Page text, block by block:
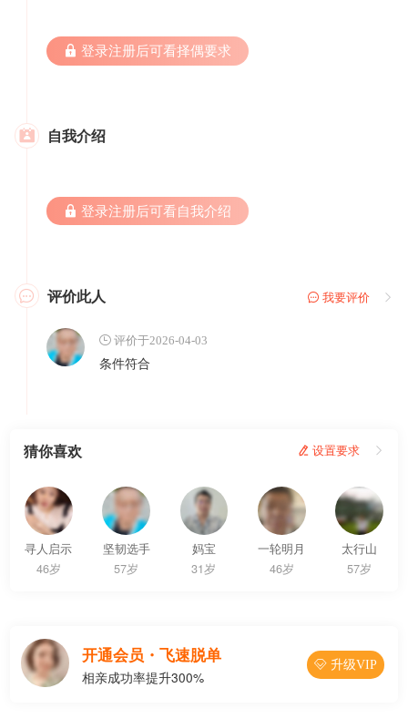
 登录注册后可看择偶要求
 自我介绍
 登录注册后可看自我介绍
 评价此人  我要评价 
 评价于2026-04-03
条件符合
猜你喜欢  设置要求 
寻人启示
46岁
坚韧选手
57岁
妈宝
31岁
一轮明月
46岁
太行山
57岁
开通会员・飞速脱单
相亲成功率提升300%
 升级VIP